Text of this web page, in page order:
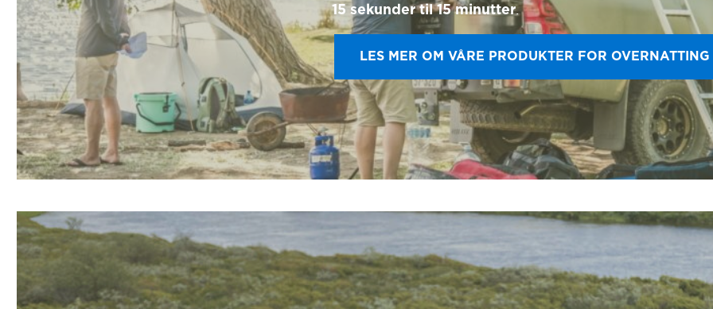
15 sekunder til 15 minutter.
LES MER OM VÅRE PRODUKTER FOR OVERNATTING